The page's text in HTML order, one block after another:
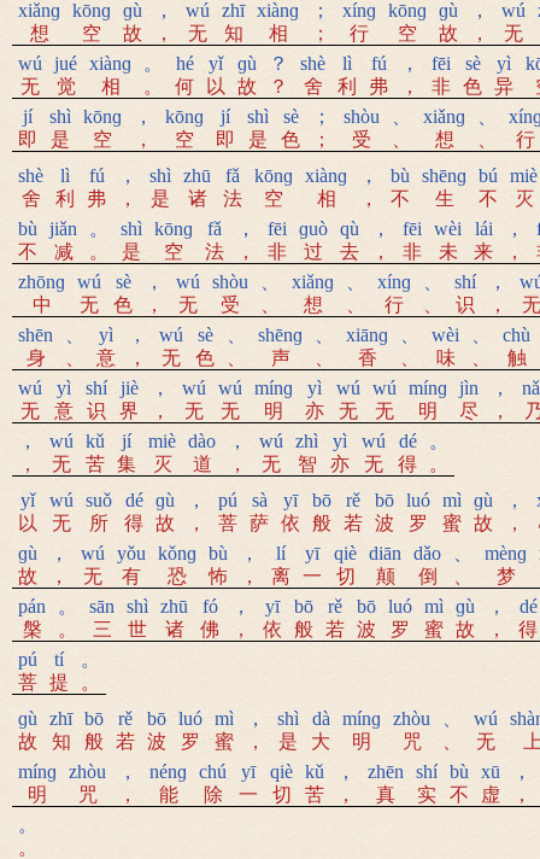
xiǎnɡ
想
kōnɡ
空
ɡù
故
，
，
wú
无
zhī
知
xiànɡ
相
；
；
xínɡ
行
kōnɡ
空
ɡù
故
，
，
wú
无
wú
无
jué
觉
xiànɡ
相
。
。
hé
何
yǐ
以
ɡù
故
？
？
shè
舍
lì
利
fú
弗
，
，
fēi
非
sè
色
yì
异
jí
即
shì
是
kōnɡ
空
，
，
kōnɡ
空
jí
即
shì
是
sè
色
；
；
shòu
受
xiǎnɡ
想
行
shè
舍
lì
利
fú
弗
，
，
shì
是
zhū
诸
fǎ
法
kōnɡ
空
xiànɡ
相
，
，
bù
不
shēnɡ
生
bú
不
miè
灭
bù
不
jiǎn
减
。
。
shì
是
kōnɡ
空
fǎ
法
，
，
fēi
非
ɡuò
过
qù
去
，
，
fēi
非
wèi
未
lái
来
，
，
zhōnɡ
中
wú
无
sè
色
，
，
wú
无
shòu
受
xiǎnɡ
想
xínɡ
行
shí
识
，
，
无
shēn
身
yì
意
，
，
wú
无
sè
色
shēnɡ
声
xiānɡ
香
wèi
味
chù
触
wú
无
yì
意
shí
识
jiè
界
，
，
wú
无
wú
无
mínɡ
明
yì
亦
wú
无
wú
无
mínɡ
明
jìn
尽
，
，
，
，
wú
无
kǔ
苦
jí
集
miè
灭
dào
道
，
，
wú
无
zhì
智
yì
亦
wú
无
dé
得
。
。
yǐ
以
wú
无
suǒ
所
dé
得
ɡù
故
，
，
pú
菩
sà
萨
yī
依
bō
般
rě
若
bō
波
luó
罗
mì
蜜
ɡù
故
，
，
ɡù
故
，
，
wú
无
yǒu
有
kǒnɡ
恐
bù
怖
，
，
lí
离
yī
一
qiè
切
diān
颠
dǎo
倒
mènɡ
梦
pán
槃
。
。
sān
三
shì
世
zhū
诸
fó
佛
，
，
yī
依
bō
般
rě
若
bō
波
luó
罗
mì
蜜
ɡù
故
，
，
dé
得
pú
菩
tí
提
。
。
ɡù
故
zhī
知
bō
般
rě
若
bō
波
luó
罗
mì
蜜
，
，
shì
是
dà
大
mínɡ
明
zhòu
咒
wú
无
mínɡ
明
zhòu
咒
，
，
nénɡ
能
chú
除
yī
一
qiè
切
kǔ
苦
，
，
zhēn
真
shí
实
bù
不
xū
虚
，
，
。
。